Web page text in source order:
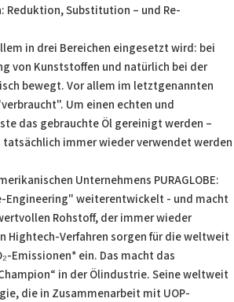
Reduktion, Substitution – und Re-
in drei Bereichen eingesetzt wird: bei
von Kunststoffen und natürlich bei der
bewegt. Vor allem im letztgenannten
Um einen echten und
das gebrauchte Öl gereinigt werden –
immer wieder verwendet werden
Unternehmens PURAGLOBE:
Engineering" weiterentwickelt - und macht
Rohstoff, der immer wieder
Hightech-Verfahren sorgen für die weltweit
Emissionen* ein. Das macht das
in der Ölindustrie. Seine weltweit
die in Zusammenarbeit mit UOP-